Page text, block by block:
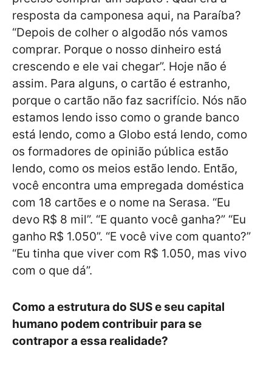
resposta da camponesa aqui, na Paraíba?
“Depois de colher o algodão nós vamos
comprar. Porque o nosso dinheiro está
crescendo e ele vai chegar”. Hoje não é
assim. Para alguns, o cartão é estranho,
porque o cartão não faz sacrifício. Nós não
estamos lendo isso como o grande banco
está lendo, como a Globo está lendo, como
os formadores de opinião pública estão
lendo, como os meios estão lendo. Então,
você encontra uma empregada doméstica
com 18 cartões e o nome na Serasa. “Eu
devo R$ 8 mil”. “E quanto você ganha?” “Eu
ganho R$ 1.050”. “E você vive com quanto?”
“Eu tinha que viver com R$ 1.050, mas vivo
com o que dá”.
Como a estrutura do SUS e seu capital
humano podem contribuir para se
contrapor a essa realidade?